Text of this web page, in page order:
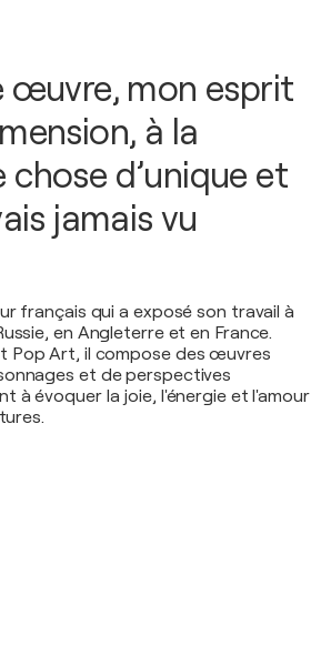
œuvre, mon esprit
à la
d’unique et
jamais vu
français qui a exposé son travail à
en Angleterre et en France.
Pop Art, il compose des œuvres
et de perspectives
à évoquer la joie, l'énergie et l'amour